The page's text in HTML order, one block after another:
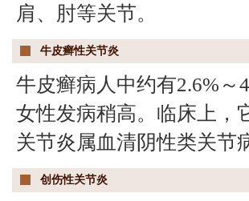
肩、肘等关节。
牛皮癣性关节炎
牛皮癣病人中约有2.6%
女性发病稍高。临床上，
关节炎属血清阴性类关节
创伤性关节炎